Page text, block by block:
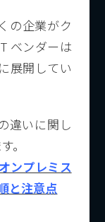
の企業がク
ベンダーは
展開してい
違いに関し
。
ンプレミス
と注意点